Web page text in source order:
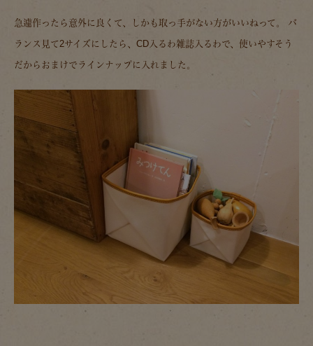
急遽作ったら意外に良くて、しかも取っ手がない方がいいねって。 バ
ランス見て2サイズにしたら、CD入るわ雑誌入るわで、使いやすそう
だからおまけでラインナップに入れました。